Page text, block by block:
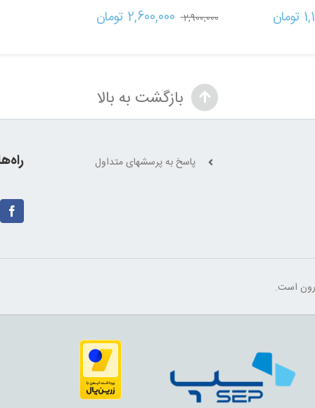
تومان 2,900,000 قیمت
بود.
2,600,000 تومان
بازگشت به بالا
پاسخ به پرسشهای متداول
است.